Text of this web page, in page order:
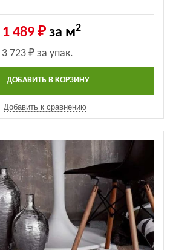
1 489 ₽ за м2
3 723 ₽ за упак.
ДОБАВИТЬ В КОРЗИНУ
Добавить к сравнению